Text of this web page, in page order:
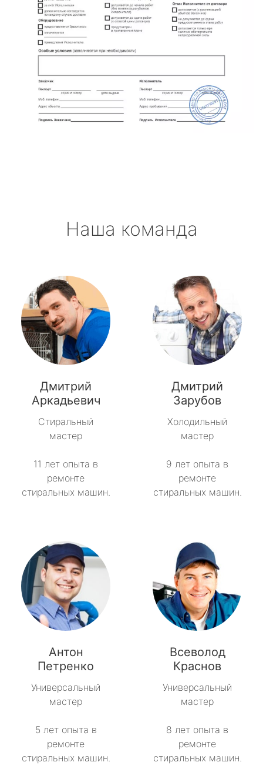
Наша команда
Дмитрий
Аркадьевич
Стиральный
мастер
11 лет опыта в
ремонте
стиральных машин.
Дмитрий
Зарубов
Холодильный
мастер
9 лет опыта в
ремонте
стиральных машин.
Антон
Петренко
Универсальный
мастер
5 лет опыта в
ремонте
стиральных машин.
Всеволод
Краснов
Универсальный
мастер
8 лет опыта в
ремонте
стиральных машин.